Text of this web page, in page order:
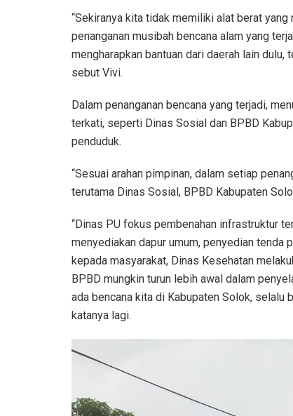
“Sekiranya kita tidak memiliki alat berat
penanganan musibah bencana alam yang
mengharapkan bantuan dari daerah lain
sebut Vivi.
Dalam penanganan bencana yang terjadi,
terkati, seperti Dinas Sosial dan BPBD
penduduk.
“Sesuai arahan pimpinan, dalam setiap
terutama Dinas Sosial, BPBD Kabupaten
“Dinas PU fokus pembenahan infrastruktur
menyediakan dapur umum, penyedian tenda
kepada masyarakat, Dinas Kesehatan
BPBD mungkin turun lebih awal dalam
ada bencana kita di Kabupaten Solok, selalu
katanya lagi.